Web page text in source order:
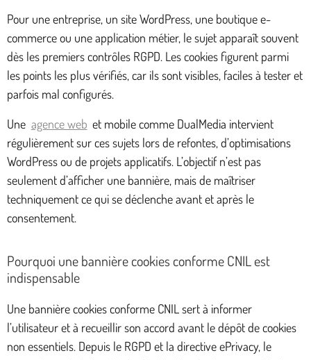
Pour une entreprise, un site WordPress, une boutique e-
commerce ou une application métier, le sujet apparaît souvent
dès les premiers contrôles RGPD. Les cookies figurent parmi
les points les plus vérifiés, car ils sont visibles, faciles à tester et
parfois mal configurés.
Une agence web et mobile comme DualMedia intervient
régulièrement sur ces sujets lors de refontes, d’optimisations
WordPress ou de projets applicatifs. L’objectif n’est pas
seulement d’afficher une bannière, mais de maîtriser
techniquement ce qui se déclenche avant et après le
consentement.
Pourquoi une bannière cookies conforme CNIL est
indispensable
Une bannière cookies conforme CNIL sert à informer
l’utilisateur et à recueillir son accord avant le dépôt de cookies
non essentiels. Depuis le RGPD et la directive ePrivacy, le